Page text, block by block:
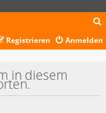
c
Anmelden
Registrieren
in diesem